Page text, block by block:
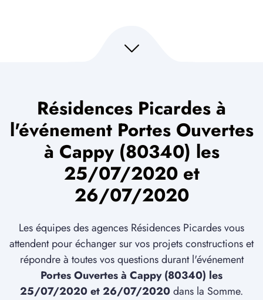
Résidences Picardes à
l'événement Portes Ouvertes
à Cappy (80340) les
25/07/2020 et
26/07/2020
Les équipes des agences Résidences Picardes vous
attendent pour échanger sur vos projets constructions et
répondre à toutes vos questions durant l'événement
Portes Ouvertes à Cappy (80340) les
25/07/2020 et 26/07/2020dans la Somme.